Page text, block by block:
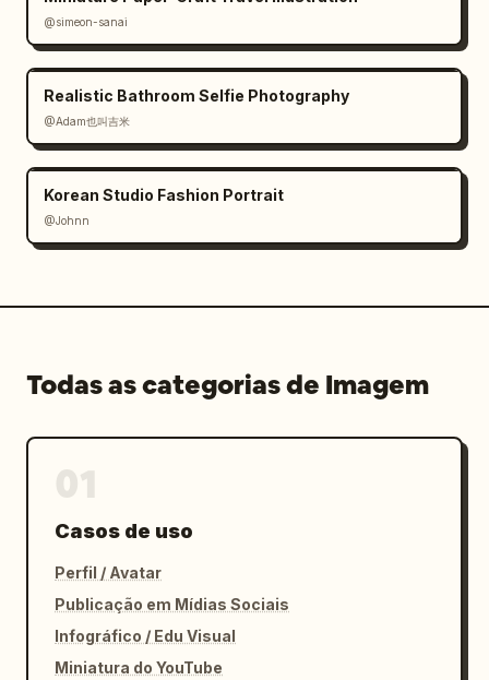
@simeon-sanai
Realistic Bathroom Selfie Photography
@Adam也叫吉米
Korean Studio Fashion Portrait
@Johnn
Todas as categorias de Imagem
Casos de uso
Perfil / Avatar
Publicação em Mídias Sociais
Infográfico / Edu Visual
Miniatura do YouTube